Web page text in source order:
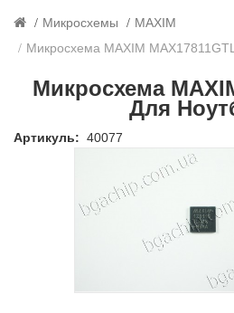
Микросхемы
MAXIM
Микросхема MAXIM
Микросхема
Для
Артикуль: 40077